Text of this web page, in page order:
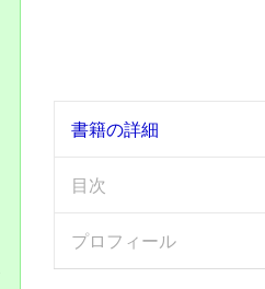
書籍の詳細
目次
プロフィール